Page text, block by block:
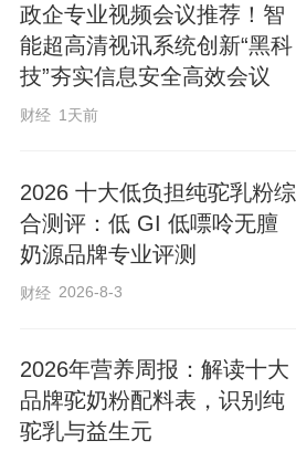
政企专业视频会议推荐！智
能超高清视讯系统创新“黑科
技”夯实信息安全高效会议
财经 1天前
2026 十大低负担纯驼乳粉综
合测评：低 GI 低嘌呤无膻
奶源品牌专业评测
财经 2026-8-3
2026年营养周报：解读十大
品牌驼奶粉配料表，识别纯
驼乳与益生元